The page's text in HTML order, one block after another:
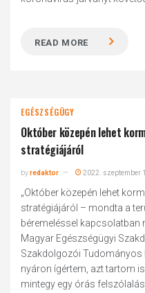
READ MORE
EGÉSZSÉGÜGY
Október közepén lehet
stratégiájáról
byredaktor 2022. szeptember
„Október közepén lehet
stratégiájáról – mondta a
béremeléssel kapcsolatban
Magyar Egészségügyi
Szakdolgozói
nyáron ígértem, azt tartom
mintegy egy órás